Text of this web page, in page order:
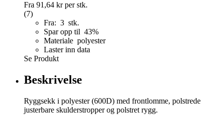
Fra 91,64 krper stk.
(7)
Fra: 3 stk.
Spar opp til 43%
Materiale polyester
Laster inn data
Se Produkt
Beskrivelse
Ryggsekk i polyester (600D) med frontlomme, polstrede
justerbare skulderstropper og polstret rygg.